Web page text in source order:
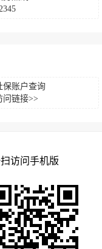
保账户查询
问链接>>
访问手机版